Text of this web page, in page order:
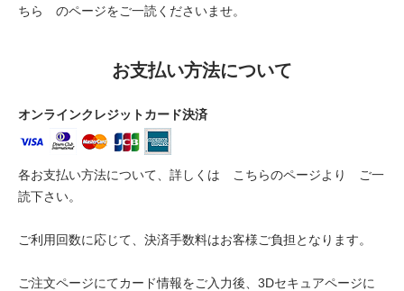
ちら
のページをご一読くださいませ。
お支払い方法について
オンラインクレジットカード決済
各お支払い方法について、詳しくは こちらのページより
ご一
読下さい。
ご利用回数に応じて、決済手数料はお客様ご負担となります。
ご注文ページにてカード情報をご入力後、3Dセキュアページに